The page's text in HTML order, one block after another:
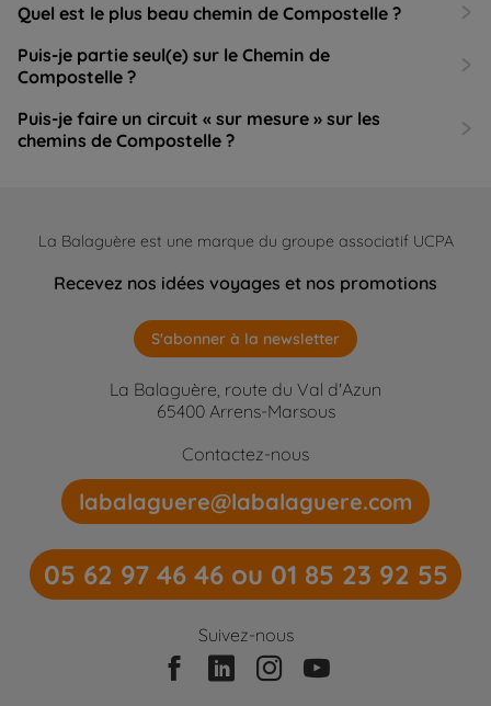
Quel est le plus beau chemin de Compostelle ?
Puis-je partie seul(e) sur le Chemin de
Compostelle ?
Puis-je faire un circuit « sur mesure » sur les
chemins de Compostelle ?
La Balaguère est une marque du groupe associatif UCPA
Recevez nos idées voyages et nos promotions
S'abonner à la newsletter
La Balaguère, route du Val d'Azun
65400 Arrens-Marsous
Contactez-nous
labalaguere@labalaguere.com
05 62 97 46 46 ou 01 85 23 92 55
Suivez-nous